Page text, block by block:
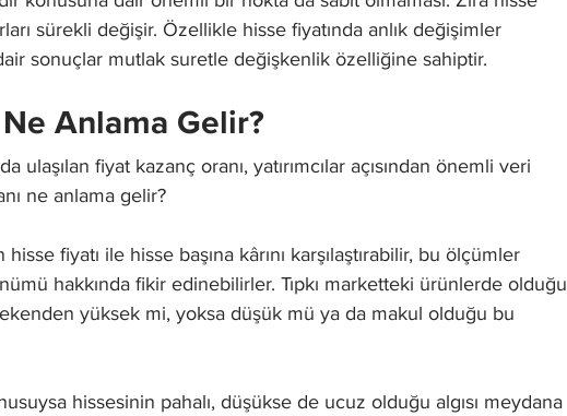
sürekli değişir. Özellikle hisse fiyatında anlık değişimler
sonuçlar mutlak suretle değişkenlik özelliğine sahiptir.
Anlama Gelir?
fiyat kazanç oranı, yatırımcılar açısından önemli veri
ne anlama gelir?
hisse fiyatı ile hisse başına kârını karşılaştırabilir, bu ölçümler
hakkında fikir edinebilirler. Tıpkı marketteki ürünlerde olduğu
yüksek mi, yoksa düşük mü ya da makul olduğu bu
hissesinin pahalı, düşükse de ucuz olduğu algısı meydana